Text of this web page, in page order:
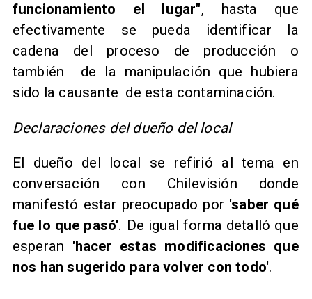
funcionamiento el lugar", hasta que
efectivamente se pueda identificar la
cadena del proceso de producción o
también de la manipulación que hubiera
sido la causante de esta contaminación.
Declaraciones del dueño del local
El dueño del local se refirió al tema en
conversación con Chilevisión donde
manifestó estar preocupado por 'saber qué
fue lo que pasó'. De igual forma detalló que
esperan 'hacer estas modificaciones que
nos han sugerido para volver con todo'.